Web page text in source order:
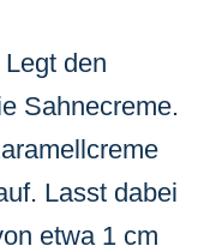
den
Sahnecreme.
Lasst dabei
etwa 1 cm